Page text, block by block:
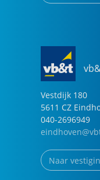
Vestdijk 180
5611 CZ
040-2696949
Naar